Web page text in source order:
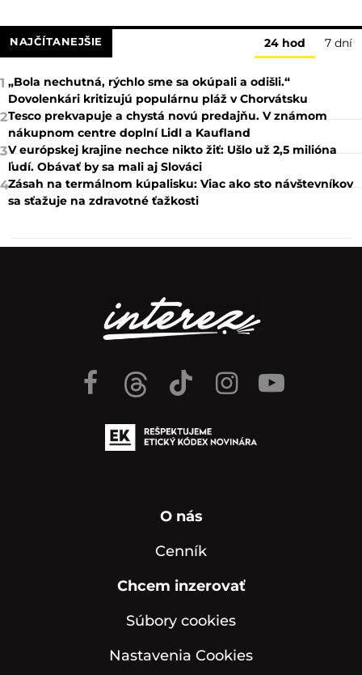
NAJČÍTANEJŠIE 24 hod 7 dní
1 „Bola nechutná, rýchlo sme sa okúpali a odišli.“
Dovolenkári kritizujú populárnu pláž v Chorvátsku
2Tesco prekvapuje a chystá novú predajňu. V známom
nákupnom centre doplní Lidl a Kaufland
3V európskej krajine nechce nikto žiť: Ušlo už 2,5 milióna
ľudí. Obávať by sa mali aj Slováci
4Zásah na termálnom kúpalisku: Viac ako sto návštevníkov
sa sťažuje na zdravotné ťažkosti
O nás
Cenník
Chcem inzerovať
Súbory cookies
Nastavenia Cookies